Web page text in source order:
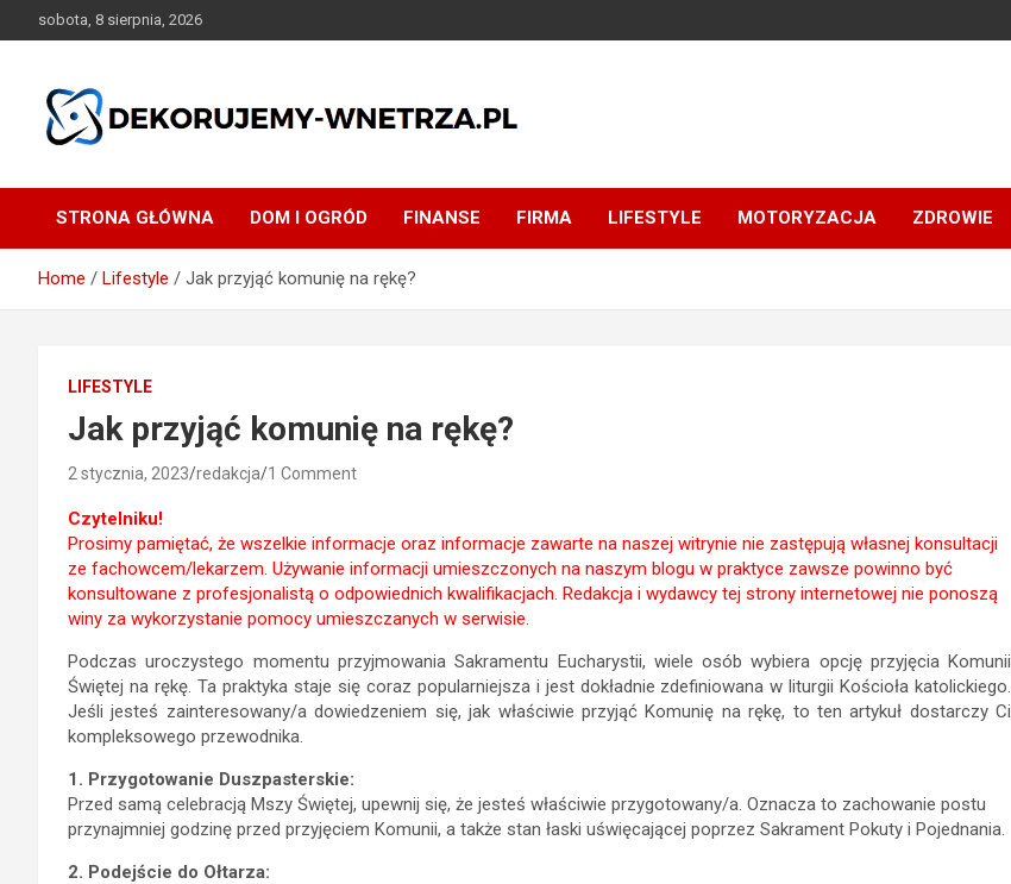
to
sobota, 8 sierpnia, 2026
dekorujemy-wnetrza.pl
STRONA GŁÓWNA DOM I OGRÓD FINANSE FIRMA LIFESTYLE MOTORYZACJA ZDROWIE
Home Lifestyle Jak przyjąć komunię na rękę?
LIFESTYLE
Jak przyjąć komunię na rękę?
2 stycznia, 2023 redakcja 1 Comment
Czytelniku!
Prosimy pamiętać, że wszelkie informacje oraz informacje zawarte na naszej witrynie nie zastępują własnej konsultacji
ze fachowcem/lekarzem. Używanie informacji umieszczonych na naszym blogu w praktyce zawsze powinno być
konsultowane z profesjonalistą o odpowiednich kwalifikacjach. Redakcja i wydawcy tej strony internetowej nie ponoszą
winy za wykorzystanie pomocy umieszczanych w serwisie.
Podczas uroczystego momentu przyjmowania Sakramentu Eucharystii, wiele osób wybiera opcję przyjęcia Komunii
Świętej na rękę. Ta praktyka staje się coraz popularniejsza i jest dokładnie zdefiniowana w liturgii Kościoła katolickiego.
Jeśli jesteś zainteresowany/a dowiedzeniem się, jak właściwie przyjąć Komunię na rękę, to ten artykuł dostarczy Ci
kompleksowego przewodnika.
1. Przygotowanie Duszpasterskie:
Przed samą celebracją Mszy Świętej, upewnij się, że jesteś właściwie przygotowany/a. Oznacza to zachowanie postu
przynajmniej godzinę przed przyjęciem Komunii, a także stan łaski uświęcającej poprzez Sakrament Pokuty i Pojednania.
2. Podejście do Ołtarza: